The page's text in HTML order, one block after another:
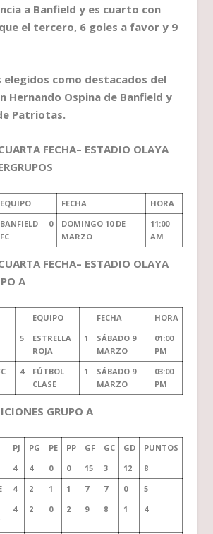
a Banfield y es cuarto con
el tercero, 6 goles a favor y 9
elegidos como destacados del
Hernando Ospina de Banfield y
Patriotas.
FECHA– ESTADIO OLAYA
EQUIPO FECHA
HORA
BANFIELD
FC
0
DOMINGO 10 DE
MARZO
11:00
AM
FECHA– ESTADIO OLAYA
A
EQUIPO FECHA
HORA
5
ESTRELLA
ROJA
1
SÁBADO 9
MARZO
01:00
PM
4
FÚTBOL
CLASE
1
SÁBADO 9
MARZO
03:00
PM
GRUPO A
PJ PG PE PP GF GC GD
PUNTOS
4 4 0 0 15 3 12
8
4 2 1 1 7 7 0
5
4 2 0 2 9 8 1 4